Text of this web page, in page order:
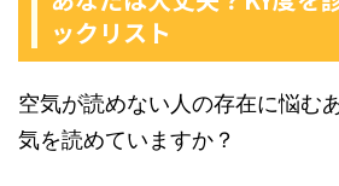
ックリスト
空気が読めない人の存在に悩む
気を読めていますか？